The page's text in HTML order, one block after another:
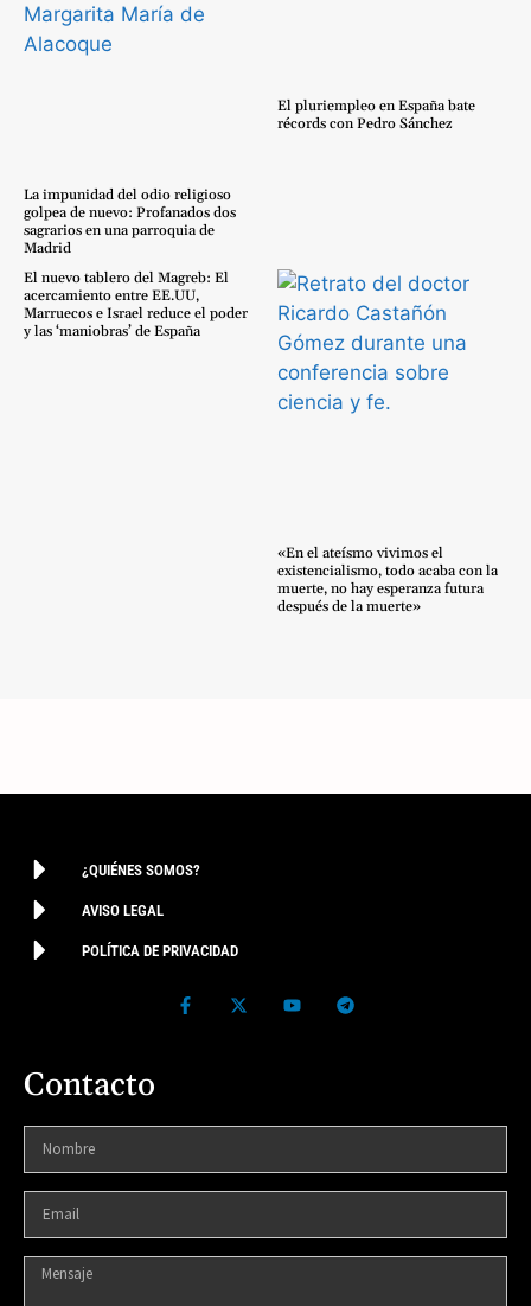
La impunidad del odio religioso
golpea de nuevo: Profanados dos
sagrarios en una parroquia de
Madrid
El pluriempleo en España bate
récords con Pedro Sánchez
El nuevo tablero del Magreb: El
acercamiento entre EE.UU,
Marruecos e Israel reduce el poder
y las ‘maniobras’ de España
«En el ateísmo vivimos el
existencialismo, todo acaba con la
muerte, no hay esperanza futura
después de la muerte»
¿QUIÉNES SOMOS?
AVISO LEGAL
POLÍTICA DE PRIVACIDAD
Contacto